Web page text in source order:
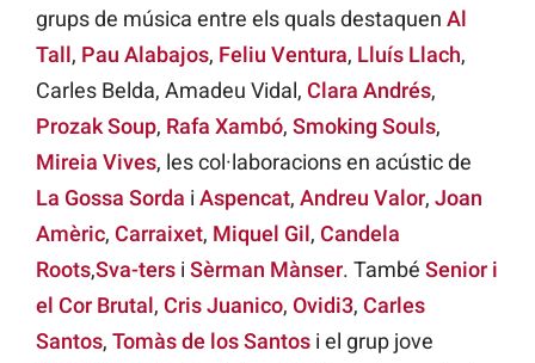
grups de música entre els quals destaquen Al
Tall, Pau Alabajos, Feliu Ventura, Lluís Llach,
Carles Belda, Amadeu Vidal, Clara Andrés,
Prozak Soup, Rafa Xambó, Smoking Souls,
Mireia Vives, les col·laboracions en acústic de
La Gossa Sorda i Aspencat, Andreu Valor, Joan
Amèric, Carraixet, Miquel Gil, Candela
Roots,Sva-ters i Sèrman Mànser. També Senior i
el Cor Brutal, Cris Juanico, Ovidi3, Carles
Santos, Tomàs de los Santos i el grup jove